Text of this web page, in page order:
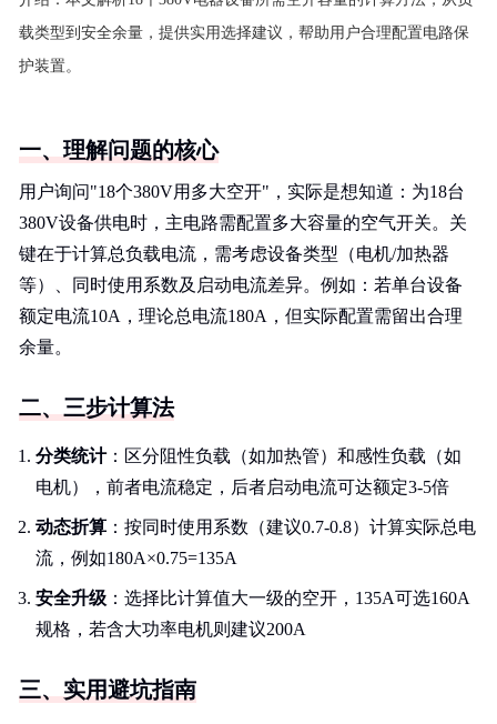
载类型到安全余量，提供实用选择建议，帮助用户合理配置电路保
护装置。
一、理解问题的核心
用户询问"18个380V用多大空开"，实际是想知道：为18台
380V设备供电时，主电路需配置多大容量的空气开关。关
键在于计算总负载电流，需考虑设备类型（电机/加热器
等）、同时使用系数及启动电流差异。例如：若单台设备
额定电流10A，理论总电流180A，但实际配置需留出合理
余量。
二、三步计算法
分类统计：区分阻性负载（如加热管）和感性负载（如
电机），前者电流稳定，后者启动电流可达额定3-5倍
动态折算 ：按同时使用系数（建议0.7-0.8）计算实际总电
流，例如180A×0.75=135A
安全升级 ：选择比计算值大一级的空开，135A可选160A
规格，若含大功率电机则建议200A
三、实用避坑指南